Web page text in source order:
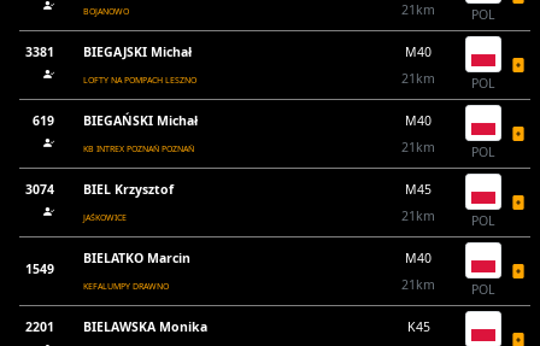
BOJANOWO
21km
POL
3381 BIEGAJSKI Michał
LOFTY NA POMPACH LESZNO
M40
21km
POL
619 BIEGAŃSKI Michał
KB INTREX POZNAŃ POZNAŃ
M40
21km
POL
3074 BIEL Krzysztof
JAŚKOWICE
M45
21km
POL
1549
BIELATKO Marcin
KEFALUMPY DRAWNO
M40
21km
POL
2201 BIELAWSKA Monika
K45